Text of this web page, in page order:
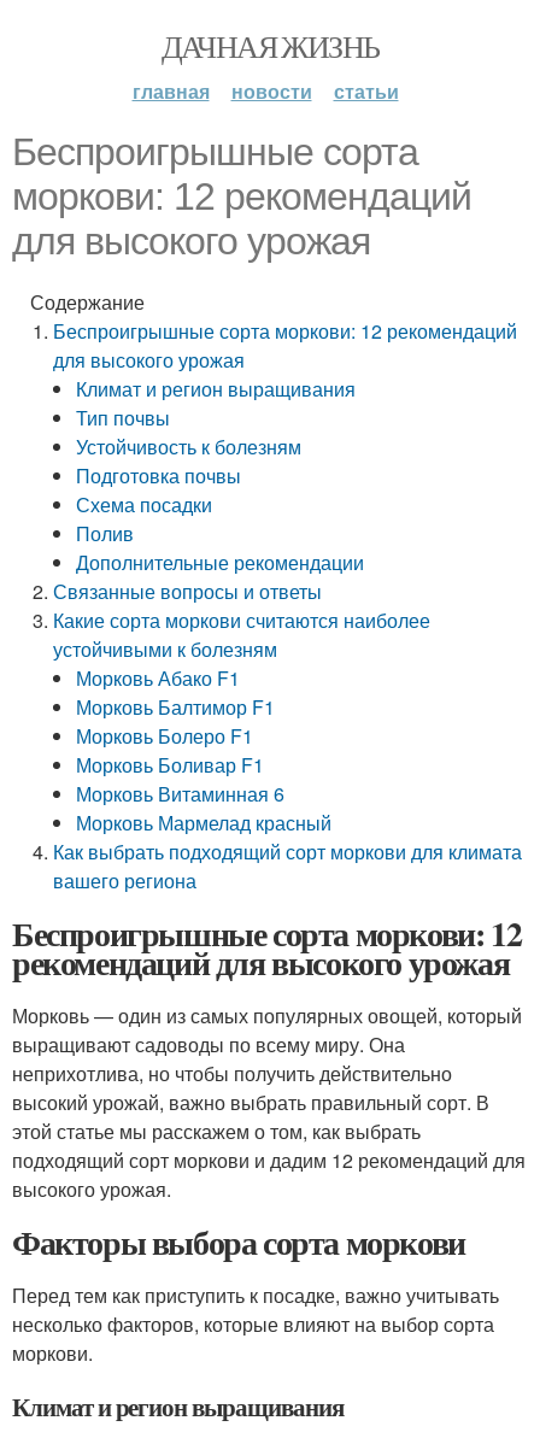
ДАЧНАЯ ЖИЗНЬ
главная новости статьи
Беспроигрышные сорта
моркови: 12 рекомендаций
для высокого урожая
Содержание
Беспроигрышные сорта моркови: 12 рекомендаций
для высокого урожая
Климат и регион выращивания
Тип почвы
Устойчивость к болезням
Подготовка почвы
Схема посадки
Полив
Дополнительные рекомендации
Связанные вопросы и ответы
Какие сорта моркови считаются наиболее
устойчивыми к болезням
Морковь Абако F1
Морковь Балтимор F1
Морковь Болеро F1
Морковь Боливар F1
Морковь Витаминная 6
Морковь Мармелад красный
Как выбрать подходящий сорт моркови для климата
вашего региона
Беспроигрышные сорта моркови: 12
рекомендаций для высокого урожая
Морковь — один из самых популярных овощей, который
выращивают садоводы по всему миру. Она
неприхотлива, но чтобы получить действительно
высокий урожай, важно выбрать правильный сорт. В
этой статье мы расскажем о том, как выбрать
подходящий сорт моркови и дадим 12 рекомендаций для
высокого урожая.
Факторы выбора сорта моркови
Перед тем как приступить к посадке, важно учитывать
несколько факторов, которые влияют на выбор сорта
моркови.
Климат и регион выращивания